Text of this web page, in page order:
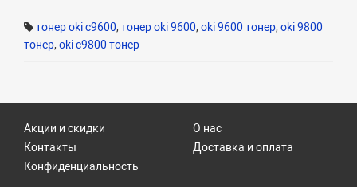
тонер oki c9600, тонер oki 9600, oki 9600 тонер, oki 9800
тонер, oki c9800 тонер
Акции и скидки
Контакты
О нас
Доставка и оплата
Конфиденциальность